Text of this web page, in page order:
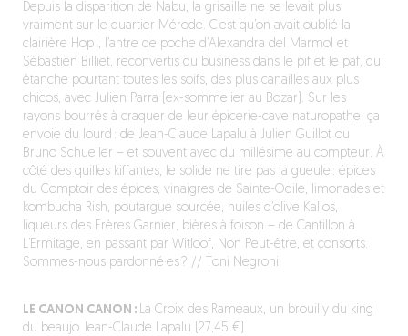
Depuis la disparition de Nabu, la grisaille ne se levait plus
vraiment sur le quartier Mérode. C’est qu’on avait oublié la
clairière Hop !, l’antre de poche d’Alexandra del Marmol et
Sébastien Billiet, reconvertis du business dans le pif et le paf, qui
étanche pourtant toutes les soifs, des plus canailles aux plus
chicos, avec Julien Parra (ex-sommelier au Bozar). Sur les
rayons bourrés à craquer de leur épicerie-cave naturopathe, ça
envoie du lourd : de Jean-Claude Lapalu à Julien Guillot ou
Bruno Schueller – et souvent avec du millésime au compteur. À
côté des quilles kiffantes, le solide ne tire pas la gueule : épices
du Comptoir des épices, vinaigres de Sainte-Odile, limonades et
kombucha Rish, poutargue sourcée, huiles d’olive Kalios,
liqueurs des Frères Garnier, bières à foison – de Cantillon à
L’Ermitage, en passant par Witloof, Non Peut-être, et consorts.
Sommes-nous pardonné·es ? // Toni Negroni
LE CANON CANON : La Croix des Rameaux, un brouilly du king
du beaujo Jean-Claude Lapalu (27,45 €).